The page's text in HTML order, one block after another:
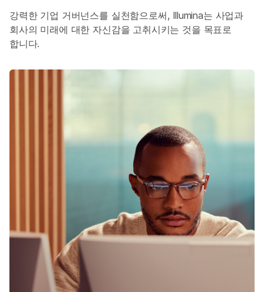
강력한 기업 거버넌스를 실천함으로써, Illumina는 사업과
회사의 미래에 대한 자신감을 고취시키는 것을 목표로
합니다.